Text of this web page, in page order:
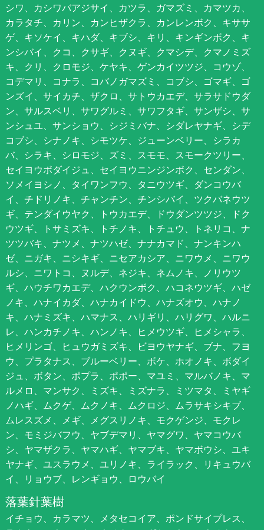
シワ、カシワバアジサイ、カツラ、ガマズミ、カマツカ、
カラタチ、カリン、カンヒザクラ、カンレンボク、キササ
ゲ、キソケイ、キハダ、キブシ、キリ、キンギンボク、キ
ンシバイ、クコ、クサギ、クヌギ、クマシデ、クマノミズ
キ、クリ、クロモジ、ケヤキ、ゲンカイツツジ、コウゾ、
コデマリ、コナラ、コバノガマズミ、コブシ、ゴマギ、ゴ
ンズイ、サイカチ、ザクロ、サトウカエデ、サラサドウダ
ン、サルスベリ、サワグルミ、サワフタギ、サンザシ、サ
ンシュユ、サンショウ、シジミバナ、シダレヤナギ、シデ
コブシ、シナノキ、シモツケ、ジューンベリー、シラカ
バ、シラキ、シロモジ、ズミ、スモモ、スモークツリー、
セイヨウボダイジュ、セイヨウニンジンボク、センダン、
ソメイヨシノ、タイワンフウ、タニウツギ、ダンコウバ
イ、チドリノキ、チャンチン、チンシバイ、ツクバネウツ
ギ、テンダイウヤク、トウカエデ、ドウダンツツジ、ドク
ウツギ、トサミズキ、トチノキ、トチュウ、トネリコ、ナ
ツツバキ、ナツメ、ナツハゼ、ナナカマド、ナンキンハ
ゼ、ニガキ、ニシキギ、ニセアカシア、ニワウメ、ニワウ
ルシ、ニワトコ、ヌルデ、ネジキ、ネムノキ、ノリウツ
ギ、ハウチワカエデ、ハクウンボク、ハコネウツギ、ハゼ
ノキ、ハナイカダ、ハナカイドウ、ハナズオウ、ハナノ
キ、ハナミズキ、ハマナス、ハリギリ、ハリグワ、ハルニ
レ、ハンカチノキ、ハンノキ、ヒメウツギ、ヒメシャラ、
ヒメリンゴ、ヒュウガミズキ、ビヨウヤナギ、ブナ、フヨ
ウ、プラタナス、ブルーベリー、ボケ、ホオノキ、ボダイ
ジュ、ボタン、ポプラ、ポポー、マユミ、マルバノキ、マ
ルメロ、マンサク、ミズキ、ミズナラ、ミツマタ、ミヤギ
ノハギ、ムクゲ、ムクノキ、ムクロジ、ムラサキシキブ、
ムレスズメ、メギ、メグスリノキ、モクゲンジ、モクレ
ン、モミジバフウ、ヤブデマリ、ヤマグワ、ヤマコウバ
シ、ヤマザクラ、ヤマハギ、ヤマブキ、ヤマボウシ、ユキ
ヤナギ、ユスラウメ、ユリノキ、ライラック、リキュウバ
イ、リョウブ、レンギョウ、ロウバイ
落葉針葉樹
イチョウ、カラマツ、メタセコイア、ポンドサイプレス、